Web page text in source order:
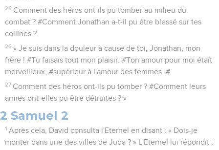
25 Comment des héros ont-ils pu tomber au milieu du
combat ? #Comment Jonathan a-t-il pu être blessé sur tes
collines ?
26 » Je suis dans la douleur à cause de toi, Jonathan, mon
frère ! #Tu faisais tout mon plaisir. #Ton amour pour moi était
merveilleux, #supérieur à l'amour des femmes. #
27 Comment des héros ont-ils pu tomber ? #Comment leurs
armes ont-elles pu être détruites ? »
2 Samuel 2
1 Après cela, David consulta l'Eternel en disant : « Dois-je
monter dans une des villes de Juda ? » L'Eternel lui répondit :